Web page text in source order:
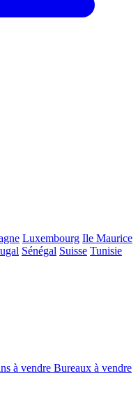
Luxembourg Ile Maurice
Sénégal Suisse Tunisie
à vendre Bureaux à vendre